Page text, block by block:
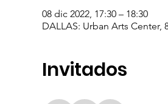
08 dic 2022, 17:30 – 18:30
DALLAS: Urban Arts Center,
Invitados